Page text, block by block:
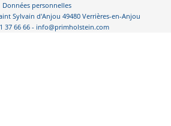
Données personnelles
Sylvain d'Anjou 49480 Verrières-en-Anjou
37 66 66 - info@primholstein.com